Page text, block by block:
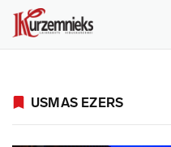
USMAS EZERS